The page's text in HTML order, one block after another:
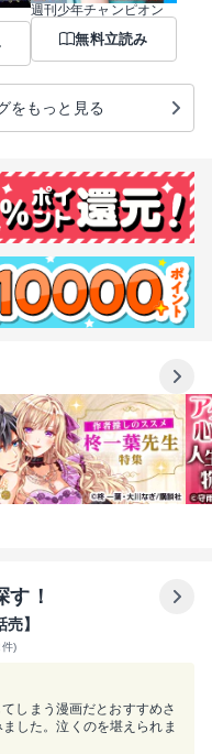
週刊少年チャンピオン
無料立読み
をもっと見る
！
】
)
しまう漫画だとおすすめさ
した。泣くのを堪えられま